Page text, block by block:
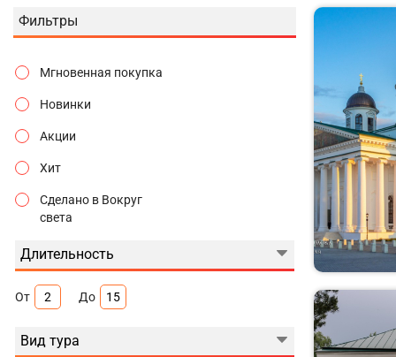
Фильтры
Мгновенная покупка
Новинки
Акции
Хит
Сделано в Вокруг
света
Длительность
От До
Вид тура